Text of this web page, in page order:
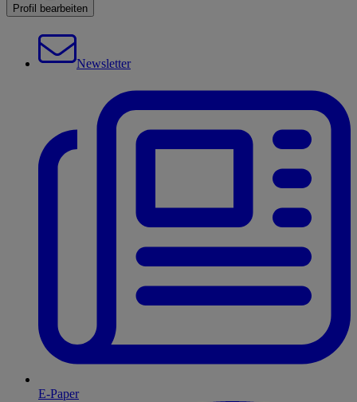
Profil bearbeiten
Newsletter
E-Paper